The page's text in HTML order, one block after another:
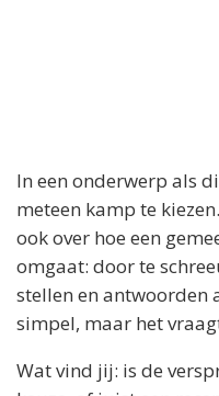
In een onderwerp als
meteen kamp te
ook over hoe een
omgaat: door te
stellen en antwoorden
simpel, maar het
Wat vind jij: is de